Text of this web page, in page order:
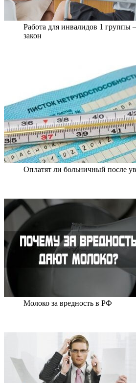
Работа для инвалидов 1 группы
закон
Оплатят ли больничный после
Молоко за вредность в РФ